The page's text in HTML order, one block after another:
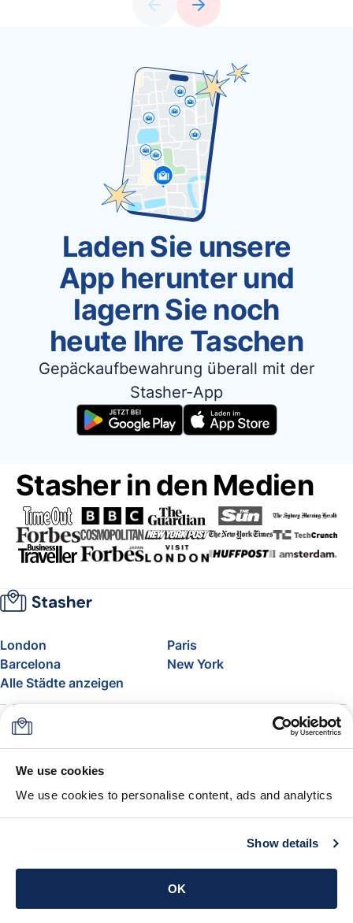
We use cookies
We use cookies to personalise content, ads and analytics
Show details
OK
Laden Sie unsere
App herunter und
lagern Sie noch
heute Ihre Taschen
Gepäckaufbewahrung überall mit der
Stasher-App
Stasher in den Medien
London
Paris
Barcelona
New York
Alle Städte anzeigen
Über uns
FAQ
Support
Blog
Freigepäck bei Airlines
Die Stasher-Garantie
AGB
App holen